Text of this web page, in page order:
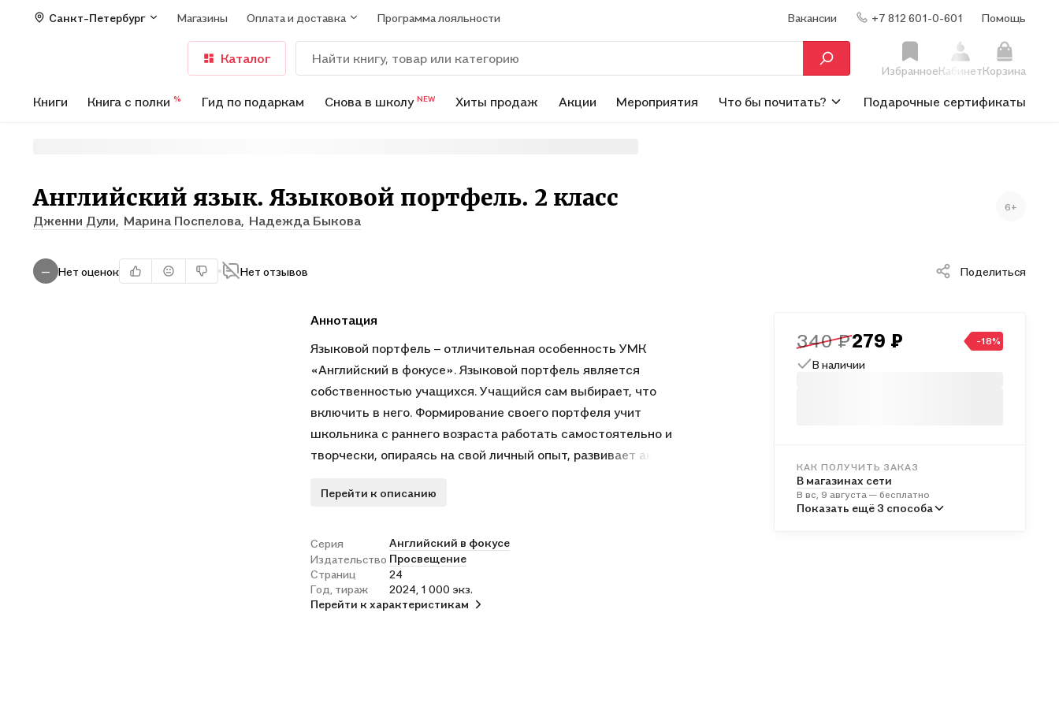
Санкт-Петербург Магазины Оплата и доставка Программа лояльности Вакансии +7 812 601-0-601 Помощь
Каталог
ИзбранноеКабинетКорзина
Книги Книга с полки % Гид по подаркам Снова в школу NEW Хиты продаж Акции Мероприятия Что бы почитать? Подарочные сертификаты
Английский язык. Языковой портфель. 2 класс
Дженни Дули, Марина Поспелова, Надежда Быкова
6+
— Нет оценок Нет отзывов Поделиться
Аннотация
Языковой портфель – отличительная особенность УМК
«Английский в фокусе». Языковой портфель является
собственностью учащихся. Учащийся сам выбирает, что
включить в него. Формирование своего портфеля учит
школьника с раннего возраста работать самостоятельно и
творчески, опираясь на свой личный опыт, развивает активное,
позволяет проследить прогресс ученика в изучении языка.
Перейти к описанию
Серия
Английский в фокусе
Издательство Просвещение
Страниц
24
Год, тираж
2024, 1 000 экз.
Перейти к характеристикам
340 ₽279 ₽ -18%
В наличии
КАК ПОЛУЧИТЬ ЗАКАЗ
В магазинах сети
В вс, 9 августа — бесплатно
В пунктах выдачи
Показать ещё 3 способа